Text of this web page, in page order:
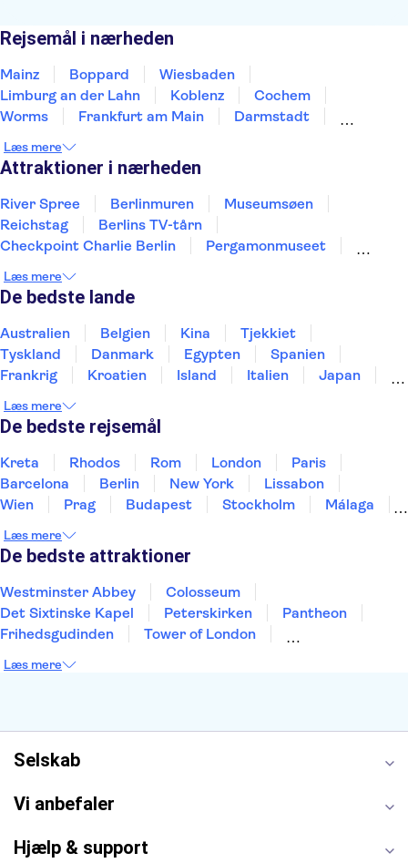
Rejsemål i nærheden
Mainz Boppard
Wiesbaden
Limburg an der Lahn
Koblenz
Cochem
Worms
Frankfurt am Main
Darmstadt
Mannheim
Weinheim
Læs mere
Attraktioner i nærheden
River Spree Berlinmuren
Museumsøen
Reichstag
Berlins TV-tårn
Checkpoint Charlie Berlin
Pergamonmuseet
Alexanderplatz
East Berlin
HafenCity
Læs mere
De bedste lande
Australien Belgien Kina
Tjekkiet
Tyskland
Danmark Egypten
Spanien
Frankrig
Kroatien Island Italien
Japan
Thailand
Tyrkiet
Læs mere
De bedste rejsemål
Kreta Rhodos Rom London
Paris
Barcelona
Berlin New York
Lissabon
Wien
Prag Budapest Stockholm
Málaga
Kiel
Helsingborg
Læs mere
De bedste attraktioner
Westminster Abbey
Colosseum
Det Sixtinske Kapel
Peterskirken
Pantheon
Frihedsgudinden
Tower of London
Burj Khalifa
Læs mere
Selskab
Vi anbefaler
Hjælp & support